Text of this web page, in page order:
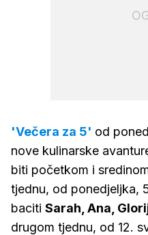
'Večera za 5' od
nove kulinarske
biti početkom i
tjednu, od ponedjeljka,
baciti Sarah, Ana,
drugom tjednu, od 12.